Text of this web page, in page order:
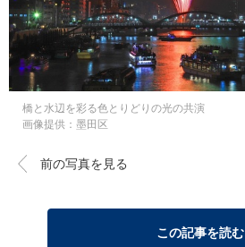
橋と水辺を彩る色とりどりの光の共演
画像提供：墨田区
前の写真を見る
この記事を読む